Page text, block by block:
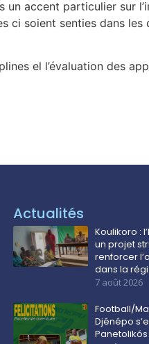
un accent particulier sur
ci soient senties dans les
el l’évaluation des
Actualités
Koulikoro :
un projet
renforcer
dans la
7 août 2026
Football/
Djénépo
Panetolikós